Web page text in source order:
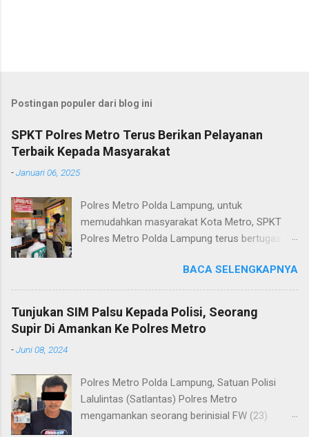
Postingan populer dari blog ini
SPKT Polres Metro Terus Berikan Pelayanan
Terbaik Kepada Masyarakat
-Januari 06, 2025
Polres Metro Polda Lampung, untuk
memudahkan masyarakat Kota Metro, SPKT
Polres Metro Polda Lampung terus bertugas
terkait layanan pengaduan, pelayanan SKCK dan
pelayanan Identifikasi sidik jari secara terpadu
kepada masyarakat. Senin (06/01/2025) Dalam
mewujudkan pelayanan prima kepolisian, SPKT
Heri Sulistyo Nugroho S.IK, M.IK mengatakan
“SPKT Polres Metro akan terus berusaha
memberikan pelayanan yang terbaik kepada
BACA SELENGKAPNYA
Tunjukan SIM Palsu Kepada Polisi, Seorang
Supir Di Amankan Ke Polres Metro
-Juni 08, 2024
Polres Metro Polda Lampung, Satuan Polisi
Lalulintas (Satlantas) Polres Metro
mengamankan seorang berinisial FW (23)